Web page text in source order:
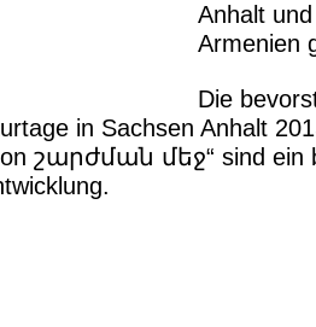
Anhalt
Armenien
Die
in Sachsen Anhalt
շարժման մեջ“ sind ein